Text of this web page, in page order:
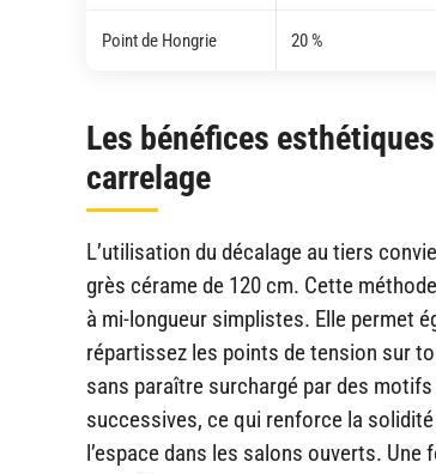
Point de Hongrie 20 %
Les bénéfices
carrelage
L’utilisation du décalage au tiers
grès cérame de 120 cm. Cette
à mi-longueur simplistes. Elle permet
répartissez les points de tension sur
sans paraître surchargé par des
successives, ce qui renforce la
l’espace dans les salons ouverts.